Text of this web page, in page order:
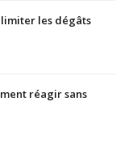
limiter les dégâts
réagir sans